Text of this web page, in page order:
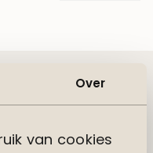
Over
van cookies
deze duurzame